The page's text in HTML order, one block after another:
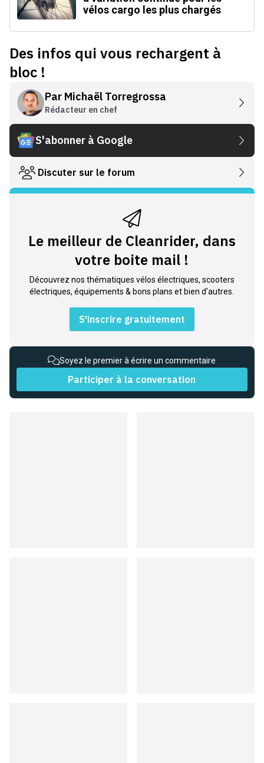
vélos cargo les plus chargés
Des infos qui vous rechargent à
bloc !
Par Michaël Torregrossa
Rédacteur en chef
S'abonner à Google
Discuter sur le forum
Le meilleur de Cleanrider, dans
votre boite mail !
Découvrez nos thématiques vélos électriques, scooters
électriques, équipements & bons plans et bien d'autres.
S'inscrire gratuitement
Soyez le premier à écrire un commentaire
Participer à la conversation